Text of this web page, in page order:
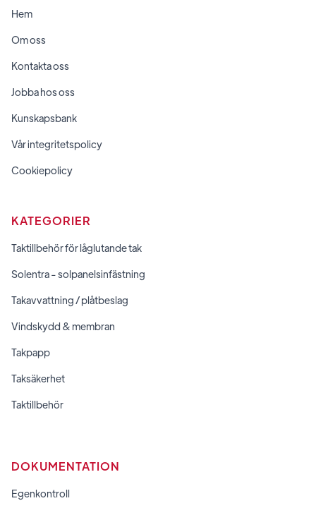
Hem
Om oss
Kontakta oss
Jobba hos oss
Kunskapsbank
Vår integritetspolicy
Cookiepolicy
KATEGORIER
Taktillbehör för låglutande tak
Solentra - solpanelsinfästning
Takavvattning / plåtbeslag
Vindskydd & membran
Takpapp
Taksäkerhet
Taktillbehör
DOKUMENTATION
Egenkontroll